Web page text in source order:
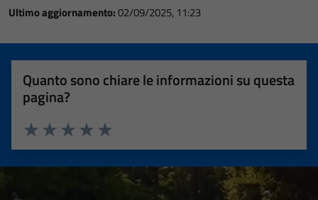
Ultimo aggiornamento:02/09/2025, 11:23
Quanto sono chiare le informazioni su questa
pagina?
Valuta 5 stelle su 5
Valuta 4 stelle su 5
Valuta 3 stelle su 5
Valuta 2 stelle su 5
Valuta 1 stelle su 5